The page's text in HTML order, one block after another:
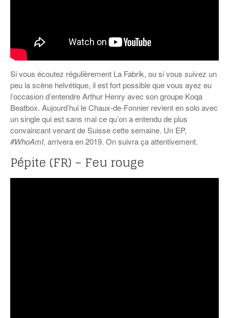
Si vous écoutez régulièrement La Fabrik, ou si vous suivez un
peu la scène helvétique, il est fort possible que vous ayez eu
l’occasion d’entendre Arthur Henry avec son groupe Koqa
Beatbox. Aujourd’hui le Chaux-de-Fonnier revient en solo avec
un single qui est sans mal ce qu’on a entendu de plus
convaincant venant de Suisse cette semaine. Un EP,
#WhoAmI, arrivera en 2019. On suivra ça attentivement.
Pépite (FR) – Feu rouge